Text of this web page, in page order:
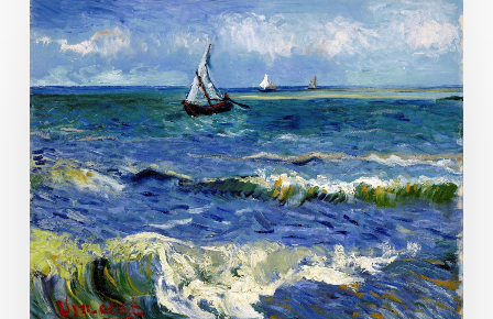
Gai
savoir
(16/20)
Le
savoir
vivre
du
chien